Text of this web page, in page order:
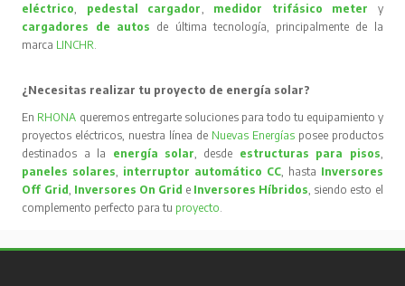
eléctrico
pedestal cargador medidor trifásico meter
y
cargadores de autos de última tecnología, principalmente de la
marca LINCHR
¿Necesitas realizar tu proyecto de energía solar?
En RHONA queremos entregarte soluciones para todo tu equipamiento y
proyectos eléctricos, nuestra línea de Nuevas Energíasposee productos
destinados a la energía solar , desde estructuras para pisos
paneles solares
interruptor automático CC, hasta Inversores
Off Grid Inversores On Grid e Inversores Híbridos , siendo esto el
complemento perfecto para tu proyecto